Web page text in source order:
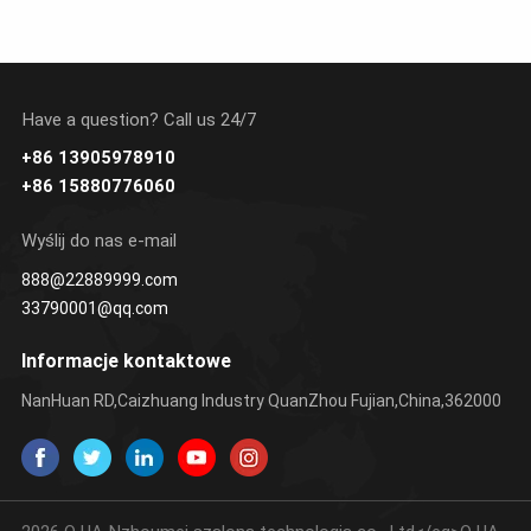
UCZ SIĘ
Have a question? Call us 24/7
+86 13905978910
+86 15880776060
Wyślij do nas e-mail
888@22889999.com
33790001@qq.com
Informacje kontaktowe
NanHuan RD,Caizhuang Industry QuanZhou Fujian,China,362000